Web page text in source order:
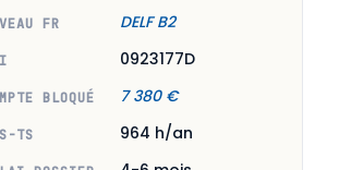
FR DELF B2
0923177D
BLOQUÉ 7 380 €
TS 964 h/an